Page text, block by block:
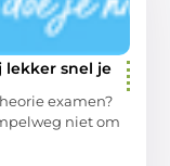
lekker snel je
examen?
niet om